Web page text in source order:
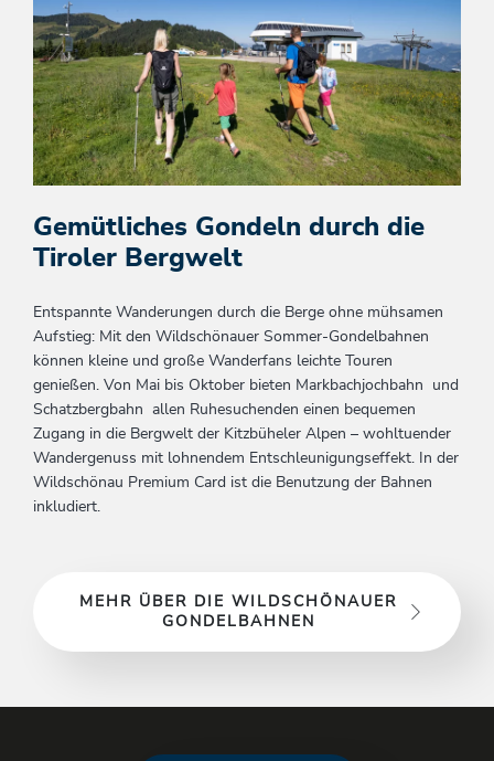
Gemütliches Gondeln durch die
Tiroler Bergwelt
Entspannte Wanderungen durch die Berge ohne mühsamen
Aufstieg: Mit den Wildschönauer Sommer-Gondelbahnen
können kleine und große Wanderfans leichte Touren
genießen. Von Mai bis Oktober bieten Markbachjochbahn und
Schatzbergbahn allen Ruhesuchenden einen bequemen
Zugang in die Bergwelt der Kitzbüheler Alpen – wohltuender
Wandergenuss mit lohnendem Entschleunigungseffekt. In der
Wildschönau Premium Card ist die Benutzung der Bahnen
inkludiert.
MEHR ÜBER DIE WILDSCHÖNAUER
GONDELBAHNEN